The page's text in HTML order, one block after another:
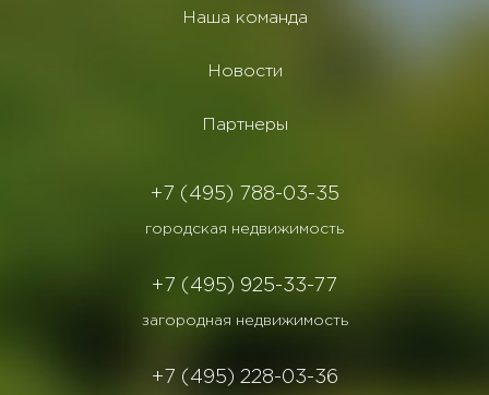
Наша команда
Новости
Партнеры
+7 (495) 788-03-35
городская недвижимость
+7 (495) 925-33-77
загородная недвижимость
+7 (495) 228-03-36